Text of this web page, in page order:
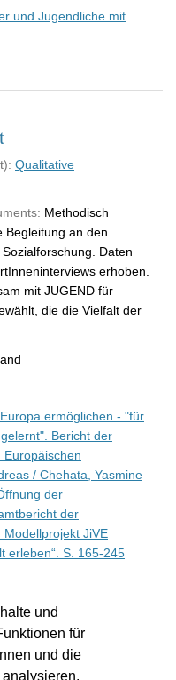
und
für
und die
und Jugendliche mit
Qualitative
Methodisch
Begleitung an den
Daten
erhoben.
mit JUGEND für
die die Vielfalt der
ermöglichen - "für
Bericht der
Europäischen
/ Chehata, Yasmine
der
der
JiVE
erleben“. S. 165-245